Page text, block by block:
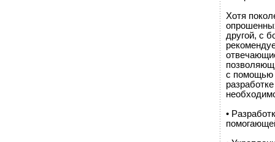
Хотя
другой, с
с помощью
•